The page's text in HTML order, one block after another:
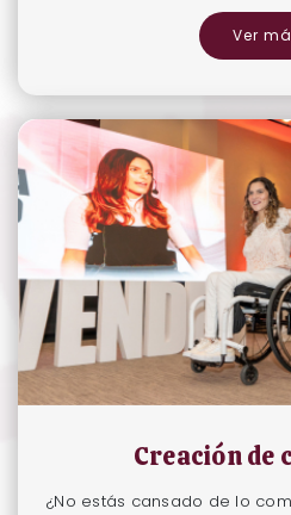
Ver
Creación de
¿No estás cansado de lo